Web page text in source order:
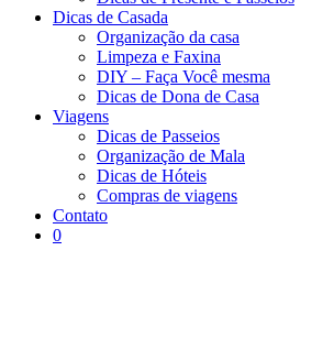
Dicas de Casada
Organização da casa
Limpeza e Faxina
DIY – Faça Você mesma
Dicas de Dona de Casa
Viagens
Dicas de Passeios
Organização de Mala
Dicas de Hóteis
Compras de viagens
Contato
0